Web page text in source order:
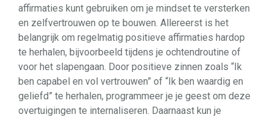
affirmaties kunt gebruiken om je mindset te versterken
en zelfvertrouwen op te bouwen. Allereerst is het
belangrijk om regelmatig positieve affirmaties hardop
te herhalen, bijvoorbeeld tijdens je ochtendroutine of
voor het slapengaan. Door positieve zinnen zoals “Ik
ben capabel en vol vertrouwen” of “Ik ben waardig en
geliefd” te herhalen, programmeer je je geest om deze
overtuigingen te internaliseren. Daarnaast kun je